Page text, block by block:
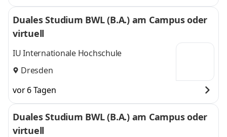
Duales Studium BWL (B.A.) am Campus oder
virtuell
IU Internationale Hochschule
Dresden
vor 6 Tagen
Duales Studium BWL (B.A.) am Campus oder
virtuell